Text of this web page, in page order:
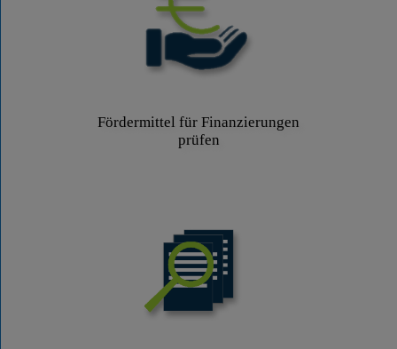
Fördermittel für Finanzierungen
prüfen